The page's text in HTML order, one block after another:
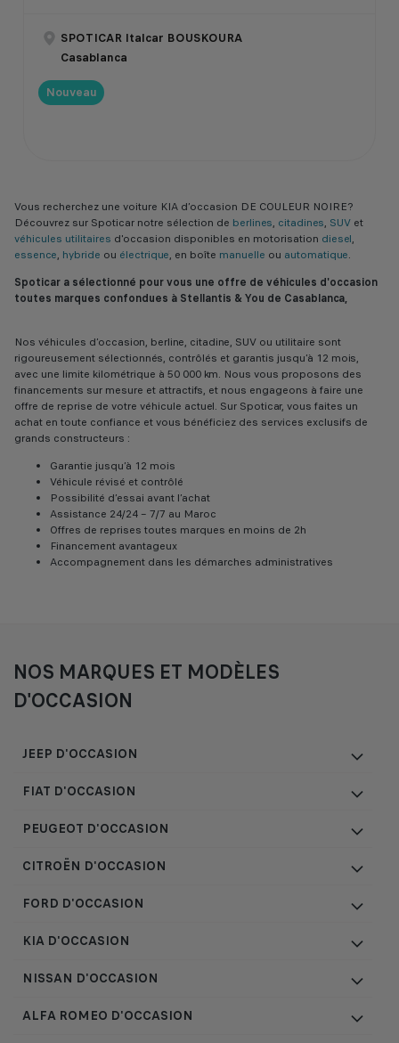
SPOTICAR Italcar BOUSKOURA
Casablanca
Nouveau
Vous recherchez une voiture KIA d’occasion DE COULEUR NOIRE?
Découvrez sur Spoticar notre sélection de berlines, citadines, SUV et
véhicules utilitaires d'occasion disponibles en motorisation diesel,
essence, hybride ou électrique, en boîte manuelle ou automatique.
Spoticar a sélectionné pour vous une offre de véhicules d'occasion
toutes marques confondues à Stellantis & You de Casablanca,
Nos véhicules d’occasion, berline, citadine, SUV ou utilitaire sont
rigoureusement sélectionnés, contrôlés et garantis jusqu’à 12 mois,
avec une limite kilométrique à 50 000 km. Nous vous proposons des
financements sur mesure et attractifs, et nous engageons à faire une
offre de reprise de votre véhicule actuel. Sur Spoticar, vous faites un
achat en toute confiance et vous bénéficiez des services exclusifs de
grands constructeurs :
Garantie jusqu’à 12 mois
Véhicule révisé et contrôlé
Possibilité d’essai avant l’achat
Assistance 24/24 – 7/7 au Maroc
Offres de reprises toutes marques en moins de 2h
Financement avantageux
Accompagnement dans les démarches administratives
NOS MARQUES ET MODÈLES
D'OCCASION
JEEP D'OCCASION
FIAT D'OCCASION
PEUGEOT D'OCCASION
CITROËN D'OCCASION
FORD D'OCCASION
KIA D'OCCASION
NISSAN D'OCCASION
ALFA ROMEO D'OCCASION